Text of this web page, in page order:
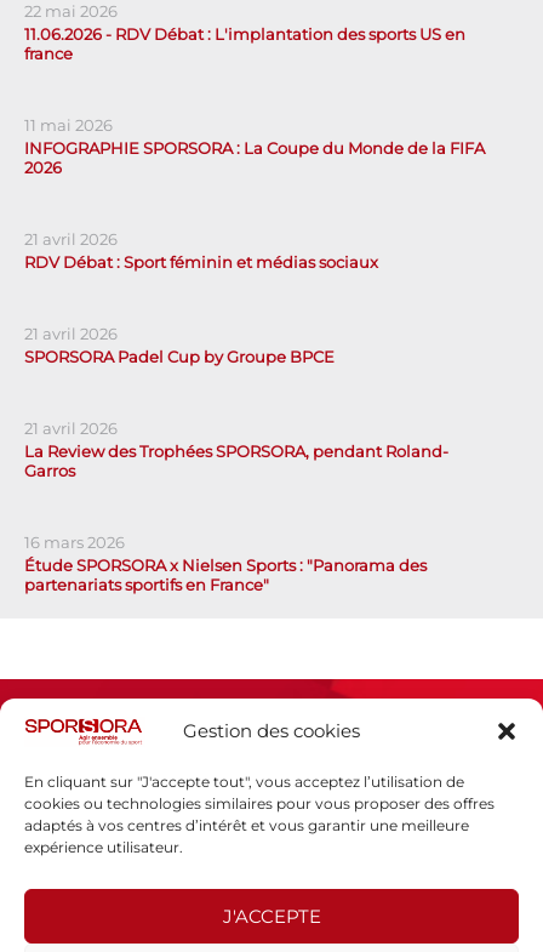
Gestion des cookies
En cliquant sur "J'accepte tout", vous acceptez l’utilisation de
cookies ou technologies similaires pour vous proposer des offres
adaptés à vos centres d’intérêt et vous garantir une meilleure
expérience utilisateur.
J'ACCEPTE
22 mai 2026
11.06.2026 - RDV Débat : L'implantation des sports US en
france
11 mai 2026
INFOGRAPHIE SPORSORA : La Coupe du Monde de la FIFA
2026
21 avril 2026
RDV Débat : Sport féminin et médias sociaux
21 avril 2026
SPORSORA Padel Cup by Groupe BPCE
21 avril 2026
La Review des Trophées SPORSORA, pendant Roland-
Garros
16 mars 2026
Étude SPORSORA x Nielsen Sports : "Panorama des
partenariats sportifs en France"
Espace presse
Politique de confidentialité